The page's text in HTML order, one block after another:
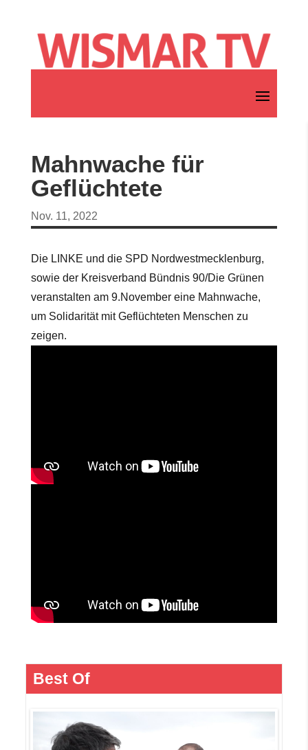
Mahnwache für
Geflüchtete
Nov. 11, 2022
Die LINKE und die SPD Nordwestmecklenburg,
sowie der Kreisverband Bündnis 90/Die Grünen
veranstalten am 9.November eine Mahnwache,
um Solidarität mit Geflüchteten Menschen zu
zeigen.
Best Of